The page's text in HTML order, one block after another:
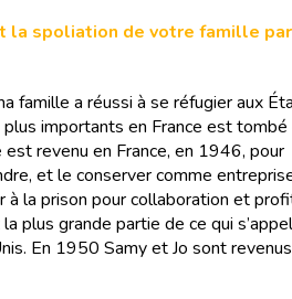
la spoliation de votre famille par
famille a réussi à se réfugier aux
importants en France est tombé
revenu en France, en 1946, pour
et le conserver comme
à la prison pour collaboration et
plus grande partie de ce qui
En 1950 Samy et Jo sont